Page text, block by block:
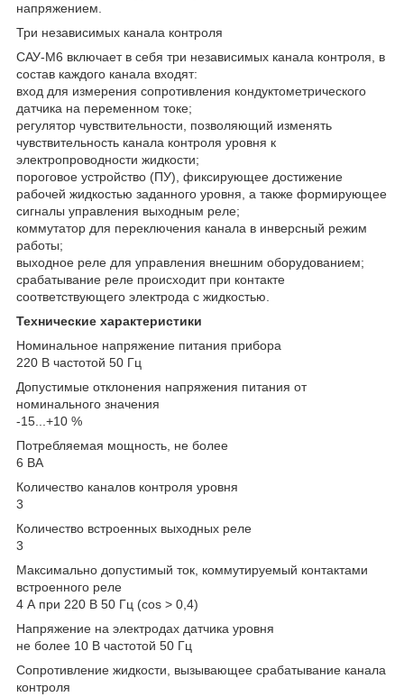
напряжением.
Три независимых канала контроля
САУ-М6 включает в себя три независимых канала контроля, в
состав каждого канала входят:
вход для измерения сопротивления кондуктометрического
датчика на переменном токе;
регулятор чувствительности, позволяющий изменять
чувствительность канала контроля уровня к
электропроводности жидкости;
пороговое устройство (ПУ), фиксирующее достижение
рабочей жидкостью заданного уровня, а также формирующее
сигналы управления выходным реле;
коммутатор для переключения канала в инверсный режим
работы;
выходное реле для управления внешним оборудованием;
срабатывание реле происходит при контакте
соответствующего электрода с жидкостью.
Технические характеристики
Номинальное напряжение питания прибора
220 В частотой 50 Гц
Допустимые отклонения напряжения питания от
номинального значения
-15...+10 %
Потребляемая мощность, не более
6 ВА
Количество каналов контроля уровня
3
Количество встроенных выходных реле
3
Максимально допустимый ток, коммутируемый контактами
встроенного реле
4 А при 220 В 50 Гц (cos > 0,4)
Напряжение на электродах датчика уровня
не более 10 В частотой 50 Гц
Сопротивление жидкости, вызывающее срабатывание канала
контроля